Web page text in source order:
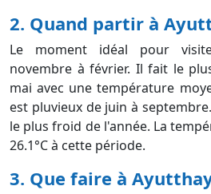
2. Quand partir à
Le moment idéal pour
novembre à février. Il fait le
mai avec une température
est pluvieux de juin à
le plus froid de l'année. La
26.1°C à cette période.
3. Que faire à